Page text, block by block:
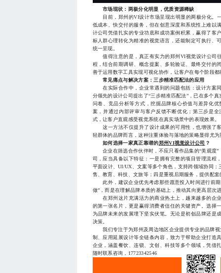
市场现状：两极分化明显，优质资源稀缺
目前，郑州的VI设计市场呈现出明显的两极分化。
低成本、快交付的服务，但在创意深度和系统性上难以
计公司凭借扎实的专业功底和成功案例积累，赢得了客
标人群心理转化为精准的视觉语言，还能制定可执行、
统一呈现。
值得注意的是，真正有实力的郑州VI视觉设计公司
程，结合前期调研、概念提案、多轮验证、最终交付的
善于运用数字工具实现可视化协作，让客户在每个阶段
常见痛点与解决方案：三步精准匹配法的应用
在实际合作中，企业常遇到的问题包括：设计方案
分领先的设计公司提出了“三步精准匹配法”，已在多个
问卷、竞品分析等方式，挖掘品牌核心价值与差异化
案，并通过内部评审与客户反馈不断优化；第三步是
式，让客户直观感受视觉系统在真实场景中的表现效果。
这一方法不仅提升了设计成果的可用性，也增强了
轻群体的品牌而言，这种注重体验与落地的策略显得尤为
如何选择一家真正靠谱的郑州VI视觉设计公司 ？
企业在筛选合作伙伴时，不应只看作品集的“美观度”
司，应当具备以下特征：一是拥有完整的项目管理流程
平面设计、UI/UX、文案等多个角色，支持跨领域协同
售、教育、科技、文旅等；四是重视后期服务，提供配
此外，建议企业优先考虑那些愿意投入时间进行前期
做”，而是在理解品牌本质的基础上，推动其向更高层次
在郑州这片充满活力的商业热土上，越来越多的企
的第一张名片，更是赢得消费者信任的关键资产。选择
为品牌未来的发展埋下坚实伏笔。无论是初创品牌还是
决策。
我们专注于为郑州及周边地区企业提供专业的品牌视
制、应用延展设计等全链条内容，致力于帮助企业打造
企业，涵盖餐饮、连锁、文创、科技等多个领域，凭借
随时联系咨询，17723342546